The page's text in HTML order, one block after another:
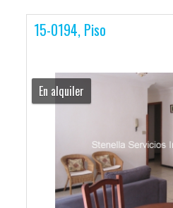
15-0194, Piso
En alquiler